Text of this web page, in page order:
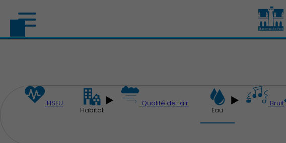
HSEU
Habitat
Qualité de l'air
Eau
Bruit